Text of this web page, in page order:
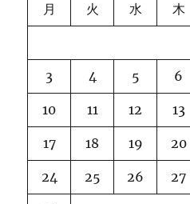
月 火 水 木
3 4 5 6
10 11 12 13
17 18 19 20
24 25 26 27